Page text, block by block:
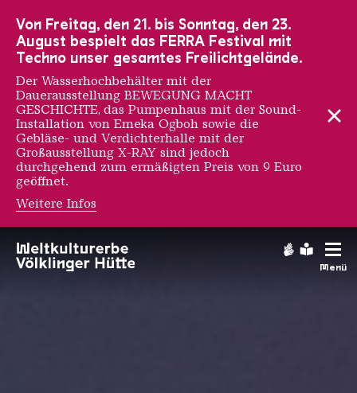
Menü
Team
Von Freitag, den 21. bis Sonntag, den 23.
August bespielt das FERRA Festival mit
Techno unser gesamtes Freilichtgelände.
Der Wasserhochbehälter mit der
Dauerausstellung BEWEGUNG MACHT
GESCHICHTE, das Pumpenhaus mit der Sound-
Installation von Emeka Ogboh sowie die
Gebläse- und Verdichterhalle mit der
Großausstellung X-RAY sind jedoch
durchgehend zum ermäßigten Preis von 9 Euro
geöffnet.
Weitere Infos